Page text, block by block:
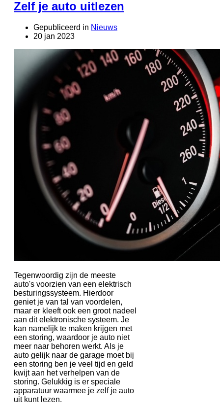
Zelf je auto uitlezen
Gepubliceerd in Nieuws
20 jan 2023
Tegenwoordig zijn de meeste
auto's voorzien van een elektrisch
besturingssysteem. Hierdoor
geniet je van tal van voordelen,
maar er kleeft ook een groot nadeel
aan dit elektronische systeem. Je
kan namelijk te maken krijgen met
een storing, waardoor je auto niet
meer naar behoren werkt. Als je
auto gelijk naar de garage moet bij
een storing ben je veel tijd en geld
kwijt aan het verhelpen van de
storing. Gelukkig is er speciale
apparatuur waarmee je zelf je auto
uit kunt lezen.